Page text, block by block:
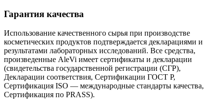
Гарантия качества
Использование качественного сырья при производстве
косметических продуктов подтверждается декларациями и
результатами лабораторных исследований. Все средства,
произведенные AleVi имеет сертификаты и декларации
(свидетельства государственной регистрации (СГР),
Декларации соответствия, Сертификации ГОСТ Р,
Сертификация ISO — международные стандарты качества,
Сертификация по PRASS).